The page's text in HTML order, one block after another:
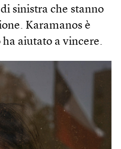
sinistra che stanno
Karamanos è
aiutato a vincere.